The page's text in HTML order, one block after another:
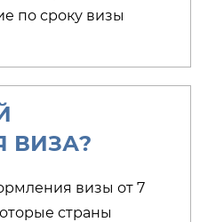
по сроку визы
ВИЗА?​
визы от 7
страны